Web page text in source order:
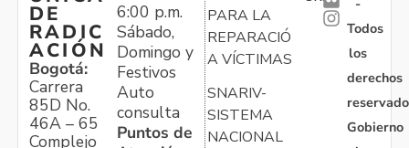
DE
RADIC
ACIÓN
Bogotá:
Carrera
85D No.
46A – 65
Complejo
6:00 p.m.
Sábado,
Domingo y
Festivos
Auto
consulta
Puntos de
PARA LA
REPARACIÓN
A VÍCTIMAS
SNARIV-
SISTEMA
NACIONAL
Todos
los
derechos
Gobierno